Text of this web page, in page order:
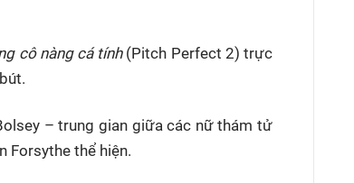
cô nàng cá tính(Pitch Perfect 2) trực
– trung gian giữa các nữ thám tử
Forsythe thể hiện.